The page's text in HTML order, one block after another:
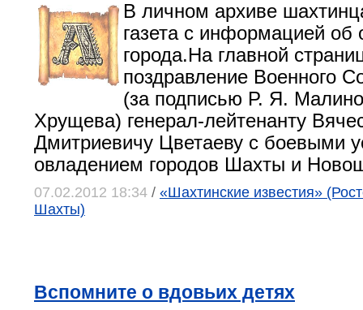
В личном архиве
газета с информацией об
города.На главной
поздравление Военного
(за подписью Р. Я.
Хрущева) генерал-лейтенанту
Дмитриевичу Цветаеву с боевыми
овладением городов Шахты и
07.02.2012 18:34 / «Шахтинские известия»
Шахты)
Вспомните о вдовьих детях